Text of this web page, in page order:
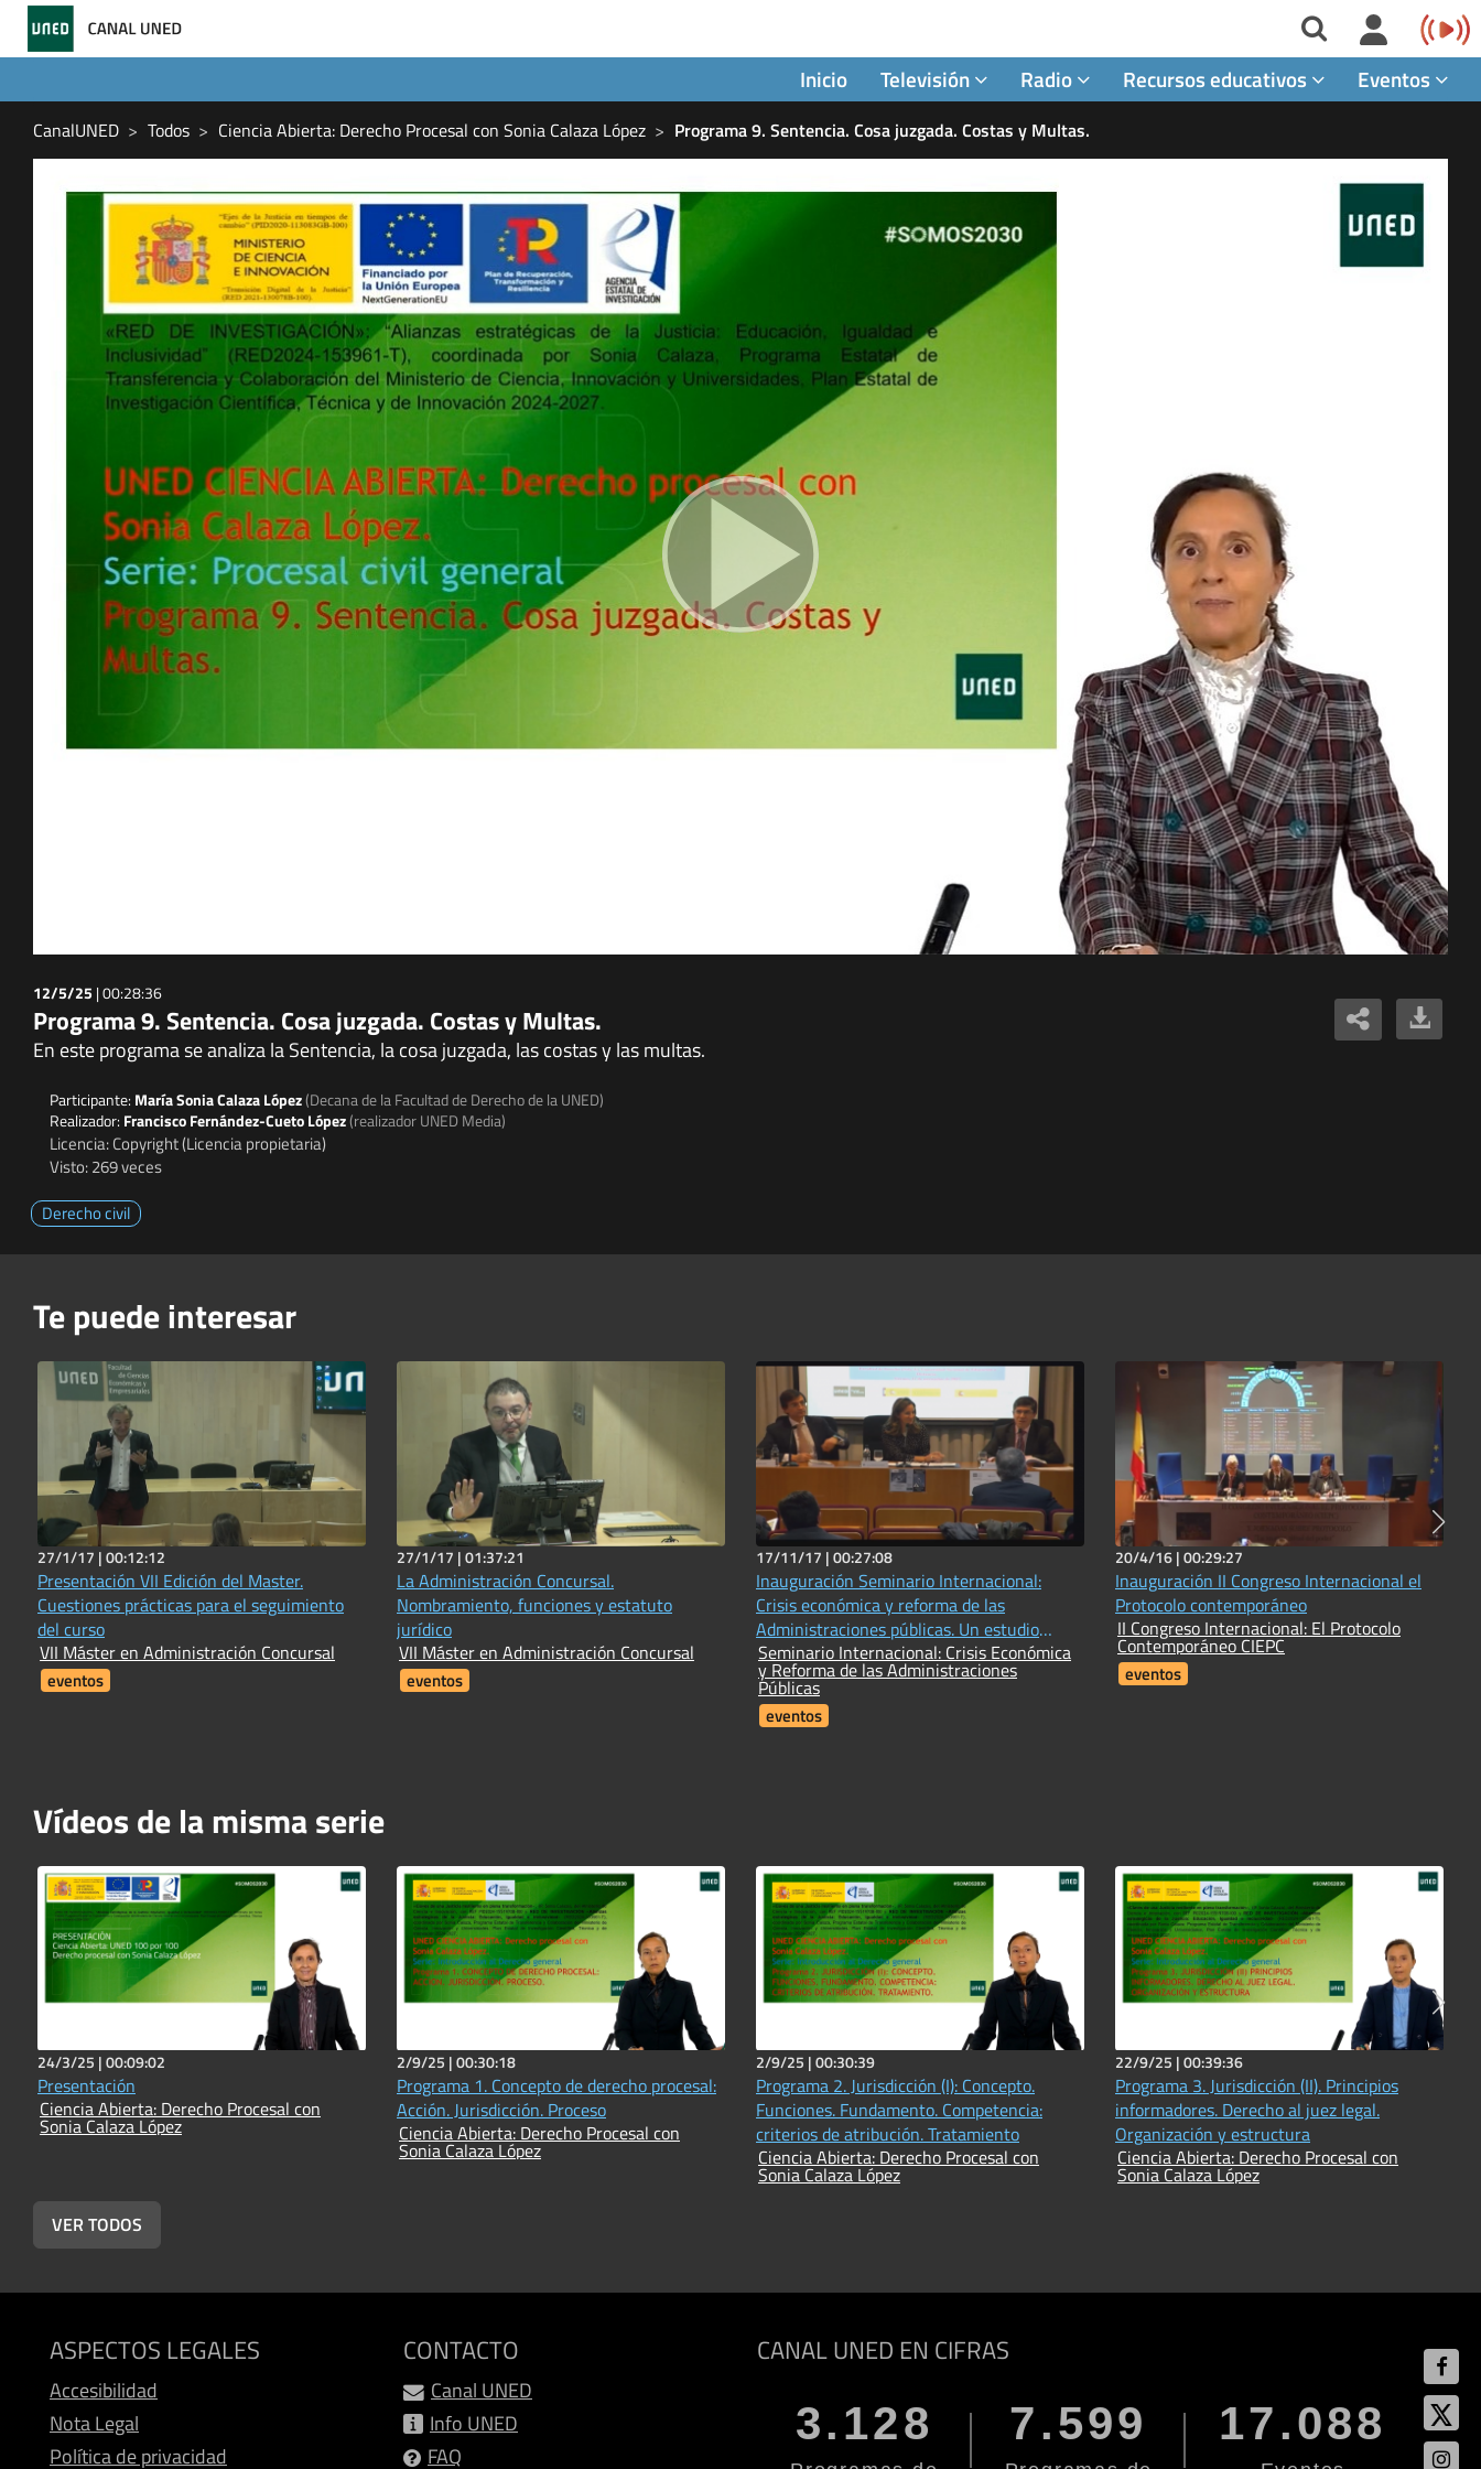
Inicio Televisión Radio Recursos educativos Eventos
CanalUNED Todos Ciencia Abierta: Derecho Procesal con Sonia Calaza López Programa 9. Sentencia. Cosa juzgada. Costas y Multas.
12/5/25 |00:28:36
Programa 9. Sentencia. Cosa juzgada. Costas y Multas.
En este programa se analiza la Sentencia, la cosa juzgada, las costas y las multas.
Participante: María Sonia Calaza López(Decana de la Facultad de Derecho de la UNED)
Realizador: Francisco Fernández-Cueto López(realizador UNED Media)
Licencia: Copyright (Licencia propietaria)
Visto: 269 veces
Derecho civil
Te puede interesar
27/1/17 |00:12:12
Presentación VII Edición del Master.
Cuestiones prácticas para el seguimiento
del curso
VII Máster en Administración Concursal
eventos
27/1/17 |01:37:21
La Administración Concursal.
Nombramiento, funciones y estatuto
jurídico
VII Máster en Administración Concursal
eventos
17/11/17 |00:27:08
Inauguración Seminario Internacional:
Crisis económica y reforma de las
Administraciones públicas. Un estudio
comparado
Seminario Internacional: Crisis Económica
y Reforma de las Administraciones
Públicas
eventos
20/4/16 |00:29:27
Inauguración II Congreso Internacional el
Protocolo contemporáneo
II Congreso Internacional: El Protocolo
Contemporáneo CIEPC
eventos
Vídeos de la misma serie
24/3/25 |00:09:02
Presentación
Ciencia Abierta: Derecho Procesal con
Sonia Calaza López
2/9/25 |00:30:18
Programa 1. Concepto de derecho procesal:
Acción. Jurisdicción. Proceso
Ciencia Abierta: Derecho Procesal con
Sonia Calaza López
2/9/25 |00:30:39
Programa 2. Jurisdicción (I): Concepto.
Funciones. Fundamento. Competencia:
criterios de atribución. Tratamiento
Ciencia Abierta: Derecho Procesal con
Sonia Calaza López
22/9/25 |00:39:36
Programa 3. Jurisdicción (II). Principios
informadores. Derecho al juez legal.
Organización y estructura
Ciencia Abierta: Derecho Procesal con
Sonia Calaza López
VER TODOS
ASPECTOS LEGALES
Accesibilidad
Nota Legal
Política de privacidad
CONTACTO
Canal UNED
Info UNED
FAQ
CANAL UNED EN CIFRAS
3.128 7.599 17.088